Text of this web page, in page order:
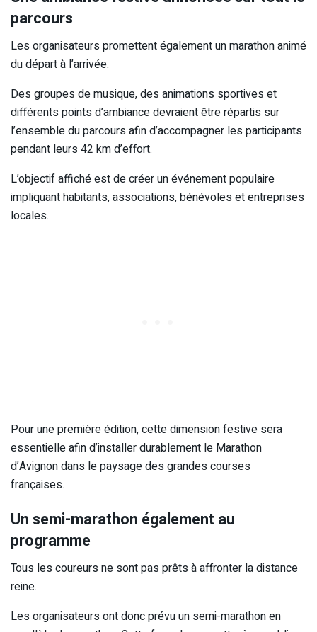
parcours
Les organisateurs promettent également un marathon animé
du départ à l’arrivée.
Des groupes de musique, des animations sportives et
différents points d’ambiance devraient être répartis sur
l’ensemble du parcours afin d’accompagner les participants
pendant leurs 42 km d’effort.
L’objectif affiché est de créer un événement populaire
impliquant habitants, associations, bénévoles et entreprises
locales.
Pour une première édition, cette dimension festive sera
essentielle afin d’installer durablement le Marathon
d’Avignon dans le paysage des grandes courses
françaises.
Un semi-marathon également au
programme
Tous les coureurs ne sont pas prêts à affronter la distance
reine.
Les organisateurs ont donc prévu un semi-marathon en